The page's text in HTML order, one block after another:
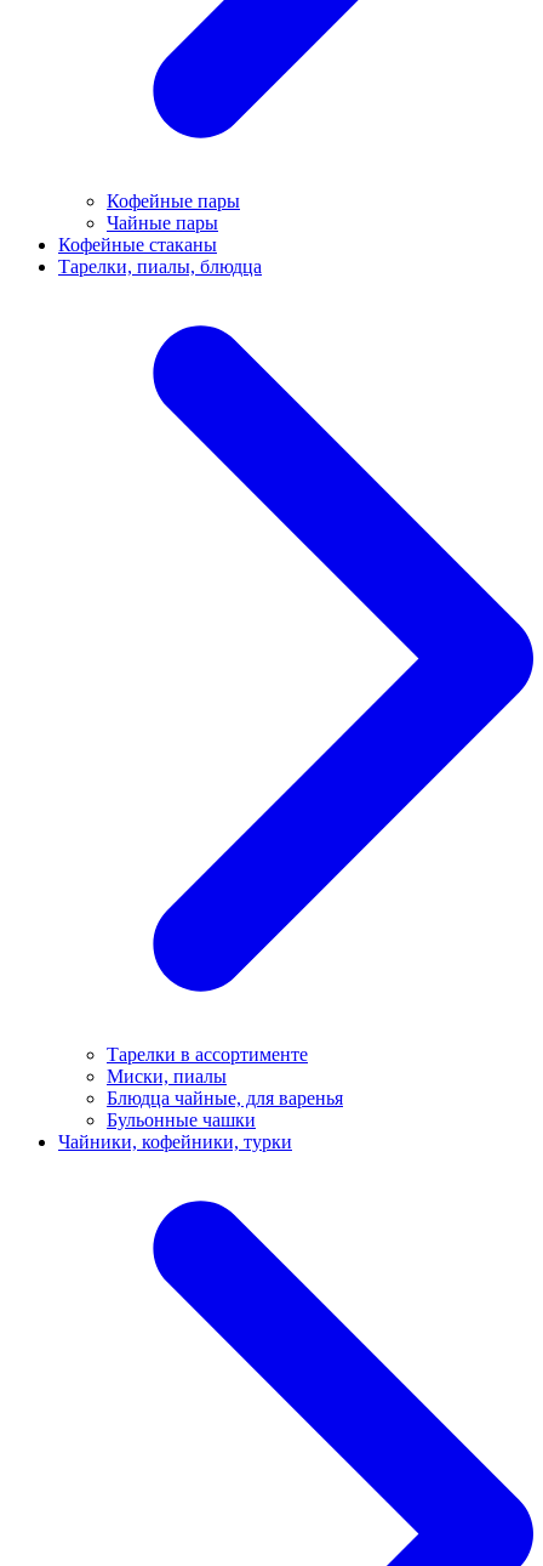
Кофейные пары
Чайные пары
Кофейные стаканы
Тарелки, пиалы, блюдца
Тарелки в ассортименте
Миски, пиалы
Блюдца чайные, для варенья
Бульонные чашки
Чайники, кофейники, турки